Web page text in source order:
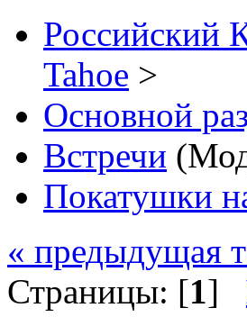
Российский
Tahoe >
Основной
Встречи
Покатушки
« предыдущая
Страницы: [1]